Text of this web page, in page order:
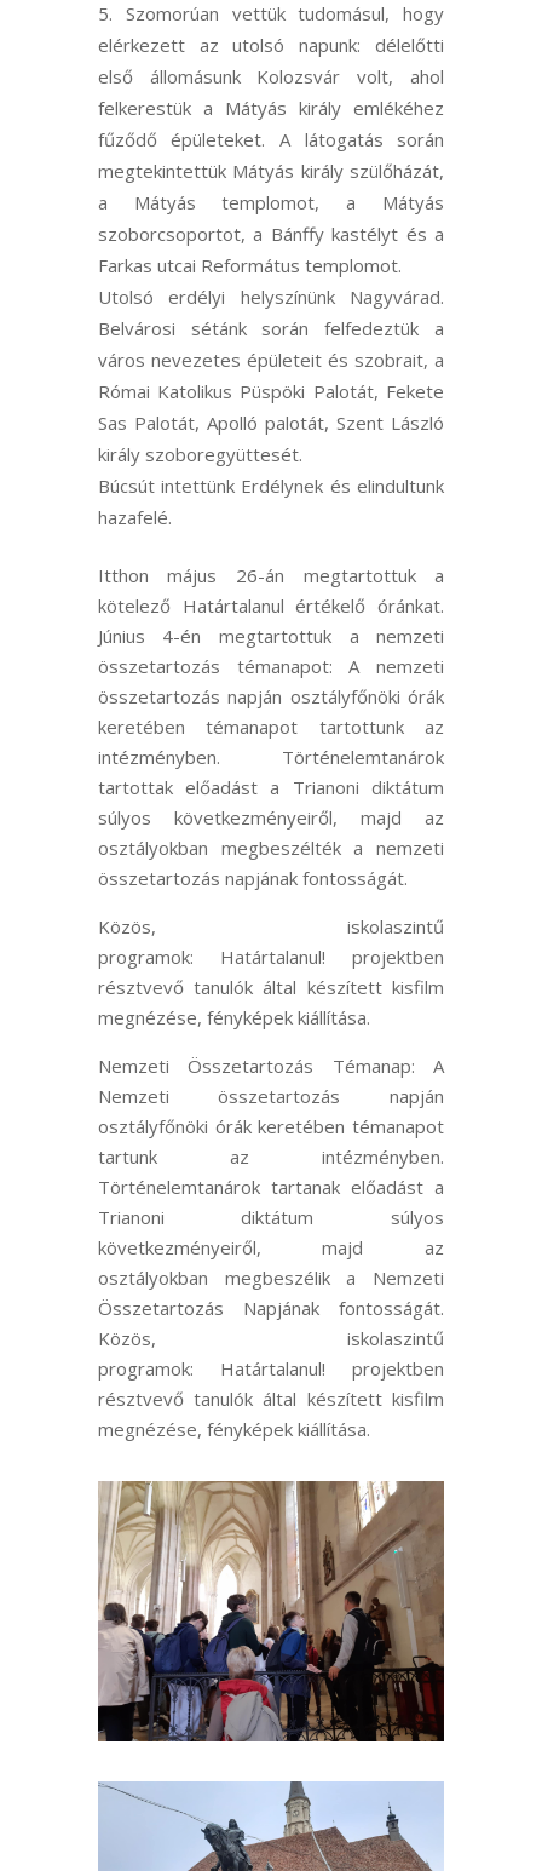
Szomorúan vettük tudomásul, hogy
elérkezett az utolsó napunk: délelőtti
első állomásunk Kolozsvár volt, ahol
felkerestük a Mátyás király emlékéhez
fűződő épületeket. A látogatás során
megtekintettük Mátyás király szülőházát,
a Mátyás templomot, a Mátyás
szoborcsoportot, a Bánffy kastélyt és a
Farkas utcai Református templomot.
Utolsó erdélyi helyszínünk Nagyvárad.
Belvárosi sétánk során felfedeztük a
város nevezetes épületeit és szobrait, a
Római Katolikus Püspöki Palotát, Fekete
Sas Palotát, Apolló palotát, Szent László
király szoboregyüttesét.
Búcsút intettünk Erdélynek és elindultunk
hazafelé.
Itthon május 26-án megtartottuk a
kötelező Határtalanul értékelő óránkat.
Június 4-én megtartottuk a nemzeti
összetartozás témanapot: A nemzeti
összetartozás napján osztályfőnöki órák
keretében témanapot tartottunk az
intézményben. Történelemtanárok
tartottak előadást a Trianoni diktátum
súlyos következményeiről, majd az
osztályokban megbeszélték a nemzeti
összetartozás napjának fontosságát.
Közös, iskolaszintű
programok: Határtalanul! projektben
résztvevő tanulók által készített kisfilm
megnézése, fényképek kiállítása.
Nemzeti Összetartozás Témanap: A
Nemzeti összetartozás napján
osztályfőnöki órák keretében témanapot
tartunk az intézményben.
Történelemtanárok tartanak előadást a
Trianoni diktátum súlyos
következményeiről, majd az
osztályokban megbeszélik a Nemzeti
Összetartozás Napjának fontosságát.
Közös, iskolaszintű
programok: Határtalanul! projektben
résztvevő tanulók által készített kisfilm
megnézése, fényképek kiállítása.